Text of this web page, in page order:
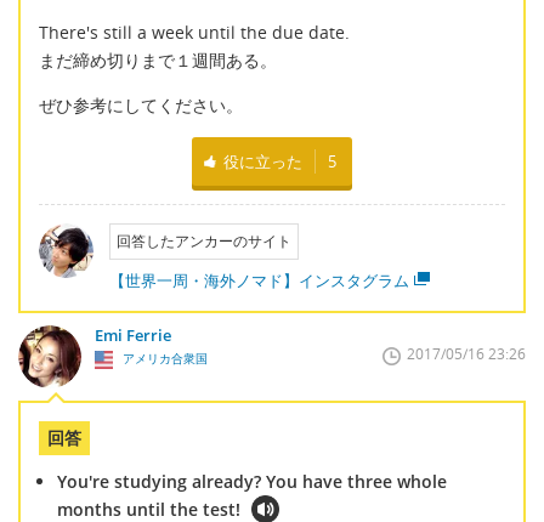
There's still a week until the due date.
まだ締め切りまで１週間ある。
ぜひ参考にしてください。
役に立った 5
回答したアンカーのサイト
【世界一周・海外ノマド】インスタグラム
Emi Ferrie
アメリカ合衆国 2017/05/16 23:26
回答
You're studying already? You have three whole
months until the test!